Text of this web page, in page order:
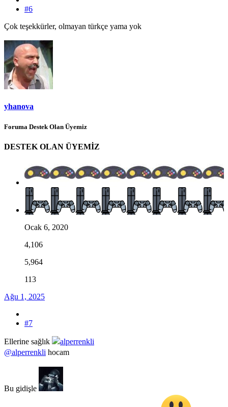
#6
Çok teşekkürler, olmayan türkçe yama yok
yhanova
Foruma Destek Olan Üyemiz
DESTEK OLAN ÜYEMİZ
Ocak 6, 2020
4,106
5,964
113
Ağu 1, 2025
#7
Ellerine sağlık
@alperrenkli hocam
Bu gidişle